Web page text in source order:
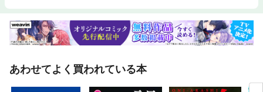
あわせてよく買われている本